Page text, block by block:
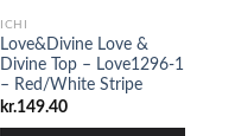
ICHI
Love&Divine Love &
Divine Top – Love1296-1
– Red/White Stripe
kr.149.40